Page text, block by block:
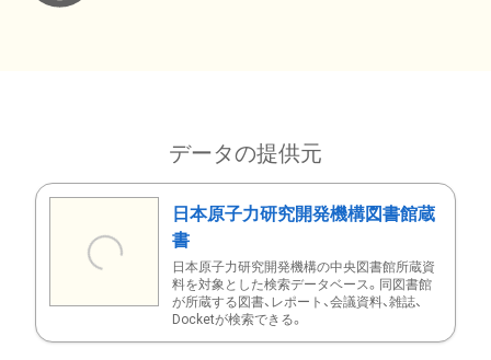
データの提供元
日本原子力研究開発機構図書館蔵
書
日本原子力研究開発機構の中央図書館所蔵資
料を対象とした検索データベース。同図書館
が所蔵する図書、レポート、会議資料、雑誌、
Docketが検索できる。